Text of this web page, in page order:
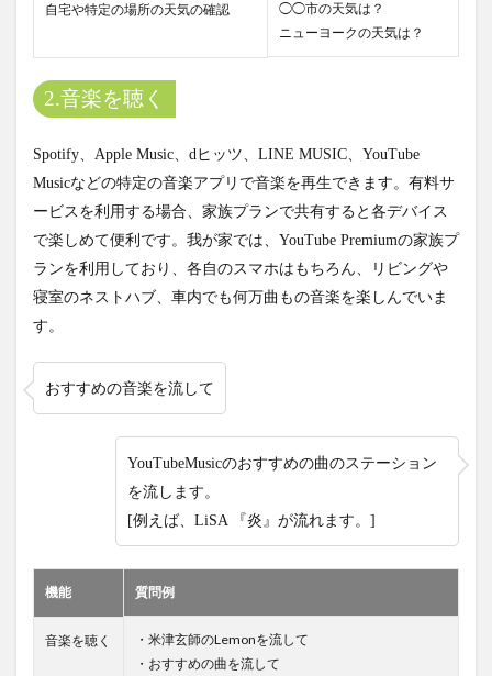
自宅や特定の場所の天気の確認
◯◯市の天気は？
ニューヨークの天気は？
2.音楽を聴く
Spotify、Apple Music、dヒッツ、LINE MUSIC、YouTube
Musicなどの特定の音楽アプリで音楽を再生できます。有料サ
ービスを利用する場合、家族プランで共有すると各デバイス
で楽しめて便利です。我が家では、YouTube Premiumの家族プ
ランを利用しており、各自のスマホはもちろん、リビングや
寝室のネストハブ、車内でも何万曲もの音楽を楽しんでいま
す。
おすすめの音楽を流して
YouTubeMusicのおすすめの曲のステーション
を流します。
[例えば、LiSA 『炎』が流れます。]
機能 質問例
音楽を聴く
・米津玄師のLemonを流して
・おすすめの曲を流して